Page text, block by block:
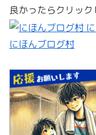
良かったらクリック
にほんブログ村